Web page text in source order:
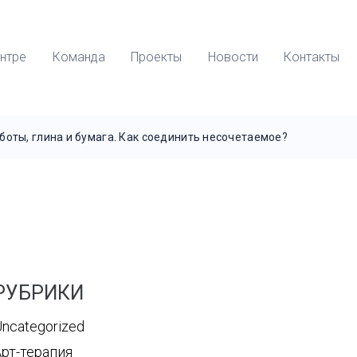
Команда Проекты Новости Контакты
глина и бумага. Как соединить несочетаемое?
терапия